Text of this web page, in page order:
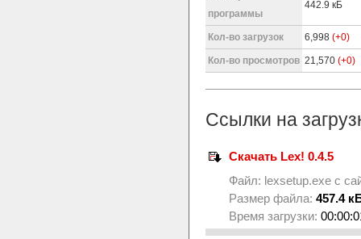
программы
442.9 кБ
Кол-во загрузок 6,998 (+0)
Кол-во просмотров 21,570 (+0)
Ссылки на
Скачать Lex! 0.4.5
Файл: lexsetup.exe с
Размер файла: 457.4
Время загрузки: